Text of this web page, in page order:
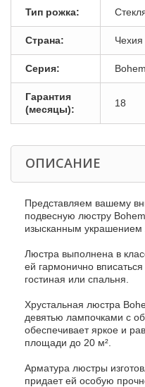
Тип рожка:
Страна: Чехия
Серия:
Гарантия
(месяцы):
18
ОПИСАНИЕ
Представляем вашему
подвесную люстру
изысканным украшением
Люстра выполнена в
ей гармонично
гостиная или спальня.
Хрустальная люстра
девятью лампочками с
обеспечивает яркое и
площади до 20 м².
Арматура люстры
придает ей особую